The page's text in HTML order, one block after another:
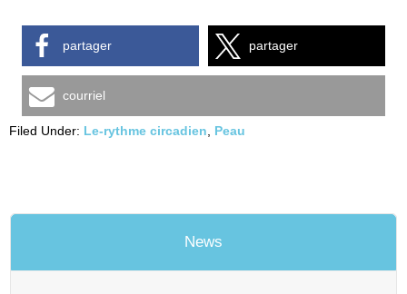
partager partager
courriel
Filed Under: Le-rythme circadien Peau
News